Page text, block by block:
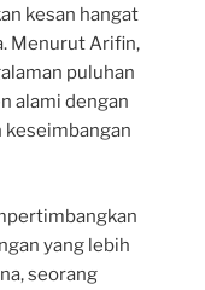
kesan hangat
Menurut Arifin,
puluhan
alami dengan
keseimbangan
yang lebih
seorang